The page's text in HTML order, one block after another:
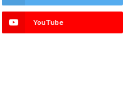
YouTube